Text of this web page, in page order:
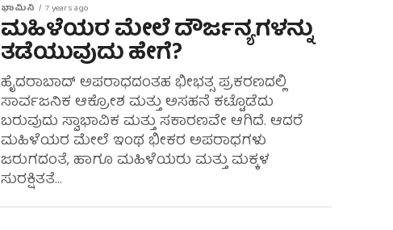
ಭಾಮಿನಿ 7 years ago
ಮಹಿಳೆಯರ ಮೇಲೆ ದೌರ್ಜನ್ಯಗಳನ್ನು
ತಡೆಯುವುದು ಹೇಗೆ?
ಹೈದರಾಬಾದ್ ಅಪರಾಧದಂತಹ ಭೀಭತ್ಸ ಪ್ರಕರಣದಲ್ಲಿ
ಸಾರ್ವಜನಿಕ ಆಕ್ರೋಶ ಮತ್ತು ಅಸಹನೆ ಕಟ್ಟೊಡೆದು
ಬರುವುದು ಸ್ವಾಭಾವಿಕ ಮತ್ತು ಸಕಾರಣವೇ ಆಗಿದೆ. ಆದರೆ
ಮಹಿಳೆಯರ ಮೇಲೆ ಇಂಥ ಭೀಕರ ಅಪರಾಧಗಳು
ಜರುಗದಂತೆ, ಹಾಗೂ ಮಹಿಳೆಯರು ಮತ್ತು ಮಕ್ಕಳ
ಸುರಕ್ಷಿತತೆ...